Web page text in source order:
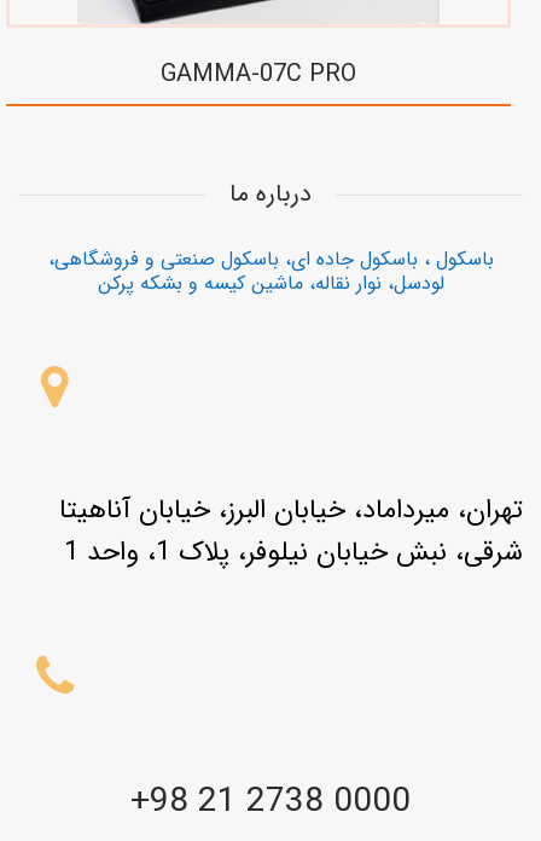
GAMMA-07C PRO
درباره ما
باسکول ، باسکول جاده ای، باسکول صنعتی و فروشگاهی،
لودسل، نوار نقاله، ماشین کیسه و بشکه پرکن
تهران، میرداماد، خیابان البرز، خیابان آناهیتا
شرقی، نبش خیابان نیلوفر، پلاک 1، واحد 1
+98 21 2738 0000